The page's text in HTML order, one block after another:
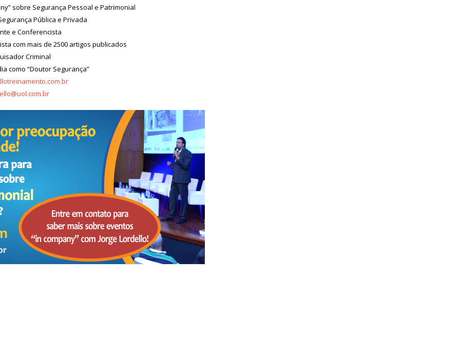
sobre Segurança Pessoal e Patrimonial
Pública e Privada
e Conferencista
com mais de 2500 artigos publicados
Criminal
como “Doutor Segurança”